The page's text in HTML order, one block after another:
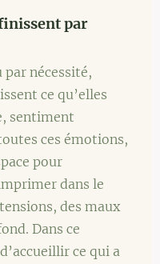
par
par nécessité,
ce qu’elles
sentiment
ces émotions,
pour
dans le
des maux
Dans ce
ce qui a